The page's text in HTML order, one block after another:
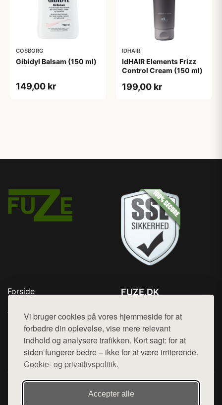
Vi bruger cookies på vores hjemmeside for at
forbedre din oplevelse, vise mere relevant
indhold og analysere trafikken. Kort sagt: for at
siden fungerer bedre – ikke for at være irriterende.
Cookie- og privatlivspolitik.
Accepter alle
COSBORG
Gibidyl Balsam (150 ml)
149,00 kr
IDHAIR
IdHAIR Elements Frizz
Control Cream (150 ml)
199,00 kr
Forside
Top Rabatter
Kontakt
FUZE.DK
Mail: hej@want.dk
Cookie- og privatlivspolitik
Denne side er en del af want.dk, der udgiver en række